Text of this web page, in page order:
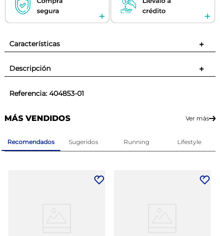
Características +
Descripción +
Referencia: 404853-01
MÁS VENDIDOS Ver más
Recomendados Sugeridos Running Lifestyle